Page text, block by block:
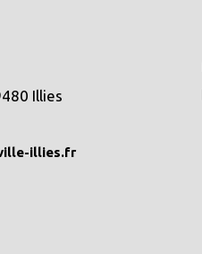
Illies
illies.fr